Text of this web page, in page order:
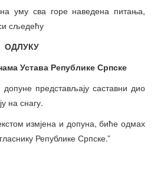
уму сва горе наведена питања,
сљедећу
ОДЛУКУ
Устава Републике Српске
представљају саставни дио
на снагу.
измјена и допуна, биће одмах
Републике Српске.”